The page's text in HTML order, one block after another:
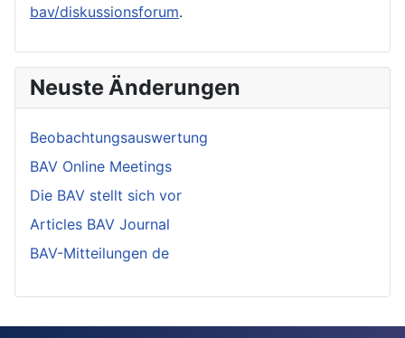
bav/diskussionsforum.
Neuste Änderungen
Beobachtungsauswertung
BAV Online Meetings
Die BAV stellt sich vor
Articles BAV Journal
BAV-Mitteilungen de